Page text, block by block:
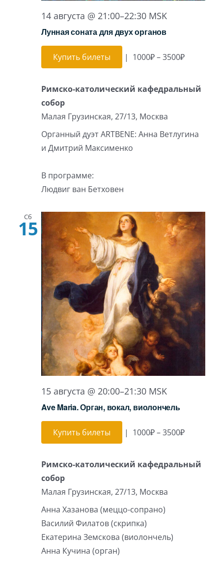
14 августа @ 21:00–22:30 MSK
Лунная соната для двух органов
Купить билеты | 1000₽ – 3500₽
Римско-католический кафедральный
собор
Малая Грузинская, 27/13, Москва
Органный дуэт ARTBENE: Анна Ветлугина
и Дмитрий Максименко
В программе:
Людвиг ван Бетховен
Сб
15
15 августа @ 20:00–21:30 MSK
Ave Maria. Орган, вокал, виолончель
Купить билеты | 1000₽ – 3500₽
Римско-католический кафедральный
собор
Малая Грузинская, 27/13, Москва
Анна Хазанова (меццо-сопрано)
Василий Филатов (скрипка)
Екатерина Земскова (виолончель)
Анна Кучина (орган)